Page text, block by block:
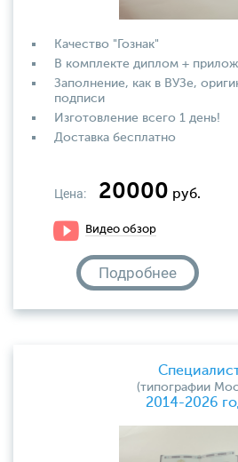
Качество "Гознак"
В комплекте диплом +
Заполнение, как в ВУЗе,
подписи
Изготовление всего 1 день!
Доставка бесплатно
Цена: 20000 руб.
Видео обзор
Подробнее
(типографии
2014-2026